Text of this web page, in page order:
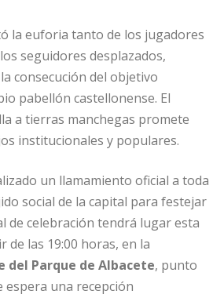
la euforia tanto de los jugadores
seguidores desplazados,
consecución del objetivo
pabellón castellonense. El
a tierras manchegas promete
institucionales y populares.
un llamamiento oficial a toda
social de la capital para festejar
de celebración tendrá lugar esta
de las 19:00 horas, en la
del Parque de Albacete, punto
espera una recepción